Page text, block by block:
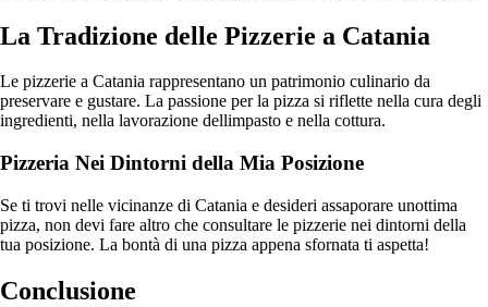
La Tradizione delle Pizzerie a Catania
Le pizzerie a Catania rappresentano un patrimonio culinario da
preservare e gustare. La passione per la pizza si riflette nella cura degli
ingredienti, nella lavorazione dellimpasto e nella cottura.
Pizzeria Nei Dintorni della Mia Posizione
Se ti trovi nelle vicinanze di Catania e desideri assaporare unottima
pizza, non devi fare altro che consultare le pizzerie nei dintorni della
tua posizione. La bontà di una pizza appena sfornata ti aspetta!
Conclusione